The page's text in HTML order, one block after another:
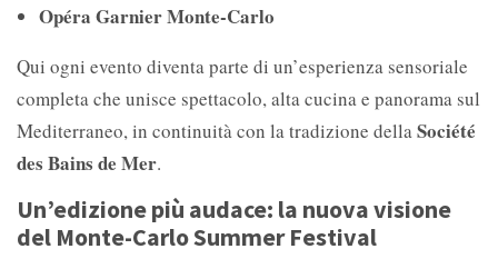
Opéra Garnier Monte-Carlo
Qui ogni evento diventa parte di un’esperienza sensoriale
completa che unisce spettacolo, alta cucina e panorama sul
Mediterraneo, in continuità con la tradizione della Société
des Bains de Mer.
Un’edizione più audace: la nuova visione
del Monte-Carlo Summer Festival